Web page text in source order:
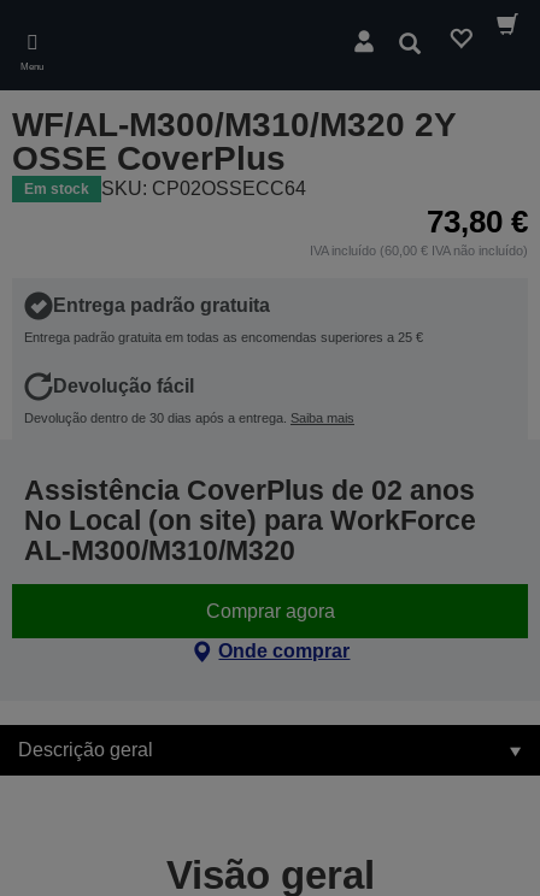
main
content
Menu
Pesquisar
WF/AL-M300/M310/M320 2Y
OSSE CoverPlus
Em stock SKU: CP02OSSECC64
73,80 €
IVA incluído (60,00 € IVA não incluído)
Entrega padrão gratuita
Entrega padrão gratuita em todas as encomendas superiores a 25 €
Devolução fácil
Devolução dentro de 30 dias após a entrega. Saiba mais
Assistência CoverPlus de 02 anos
No Local (on site) para WorkForce
AL-M300/M310/M320
Comprar agora
Onde comprar
Descrição geral
Visão geral